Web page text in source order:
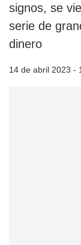
signos, se
serie de
dinero
14 de abril 2023 -